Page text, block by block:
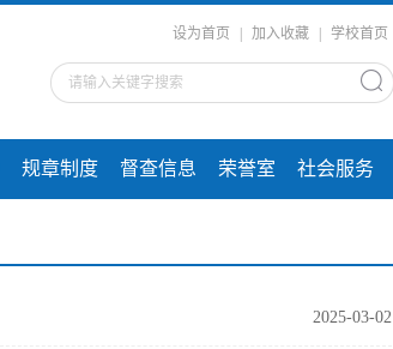
设为首页 加入收藏 学校首页
规章制度 督查信息 荣誉室 社会服务
2025-03-02